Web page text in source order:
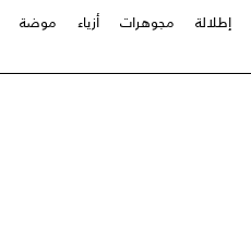
إطلالة مجوهرات أزياء
موضة